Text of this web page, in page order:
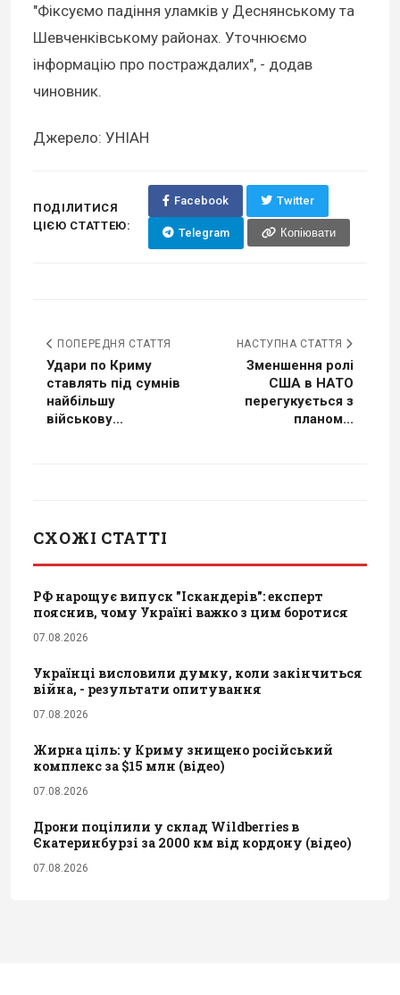
"Фіксуємо падіння уламків у Деснянському та
Шевченківському районах. Уточнюємо
інформацію про постраждалих", - додав
чиновник.
Джерело: УНІАН
ПОДІЛИТИСЯ
ЦІЄЮ СТАТТЕЮ:
Facebook Twitter
Telegram Копіювати
ПОПЕРЕДНЯ СТАТТЯ
Удари по Криму
ставлять під сумнів
найбільшу
військову...
НАСТУПНА СТАТТЯ
Зменшення ролі
США в НАТО
перегукується з
планом...
СХОЖІ СТАТТІ
РФ нарощує випуск "Іскандерів": експерт
пояснив, чому Україні важко з цим боротися
07.08.2026
Українці висловили думку, коли закінчиться
війна, - результати опитування
07.08.2026
Жирна ціль: у Криму знищено російський
комплекс за $15 млн (відео)
07.08.2026
Дрони поцілили у склад Wildberries в
Єкатеринбурзі за 2000 км від кордону (відео)
07.08.2026